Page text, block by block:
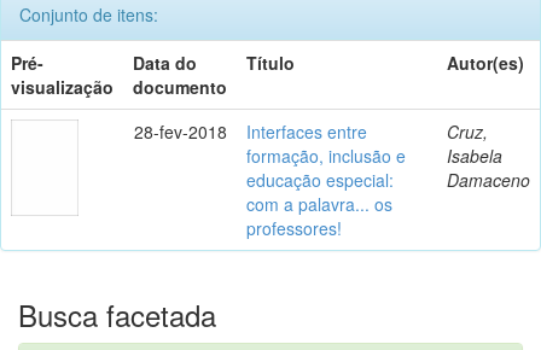
Conjunto de itens:
Pré-
visualização
Data do
documento
Título Autor(es)
28-fev-2018
Interfaces entre
formação, inclusão e
educação especial:
com a palavra... os
professores!
Cruz,
Isabela
Damaceno
Busca facetada